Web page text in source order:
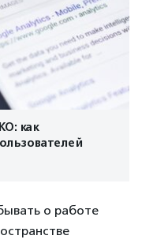
как
о работе